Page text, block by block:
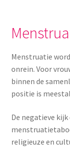
Seksualiteit
Tampons
Wasbaar
Menstruatie
onrein. Voor
binnen de
positie is
De negatieve
religieuze en